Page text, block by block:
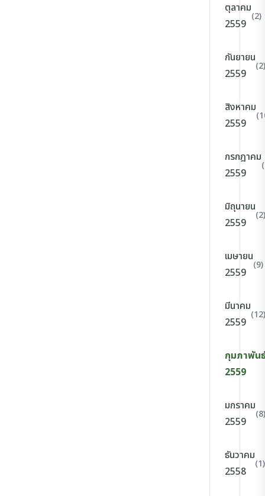
ตุลาคม
2559
(2)
กันยายน
2559
(2)
สิงหาคม
2559
กรกฎาคม
2559
มิถุนายน
2559
(2)
เมษายน
2559
(9)
มีนาคม
2559
(12)
กุมภาพัน
2559
มกราคม
2559
(8)
ธันวาคม
2558
(1)